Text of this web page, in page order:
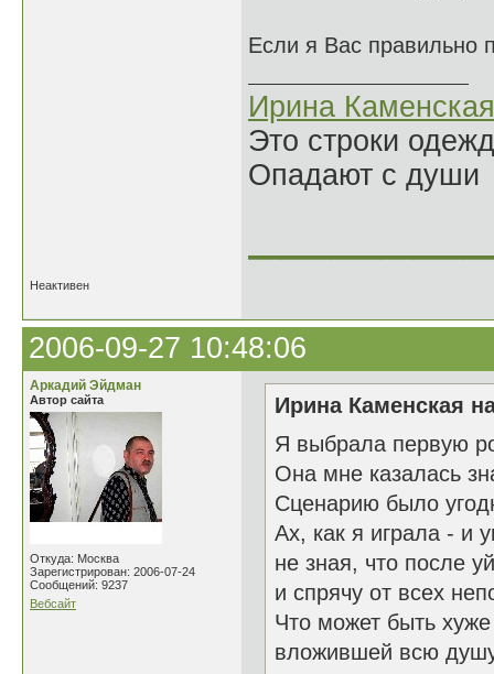
Если я Вас правильно
Ирина Каменская
Это строки
Опадают с души
Неактивен
2006-09-27 10:48:06
Аркадий Эйдман
Автор сайта
Откуда: Москва
Зарегистрирован: 2006-07-24
Сообщений: 9237
Вебсайт
Ирина Каменская
Я выбрала первую
Она мне казалась
Сценарию было
Ах, как я играла - и
не зная, что после
и спрячу от всех
Что может быть
вложившей всю